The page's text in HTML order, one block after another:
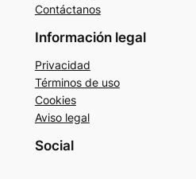
Contáctanos
Información legal
Privacidad
Términos de uso
Cookies
Aviso legal
Social